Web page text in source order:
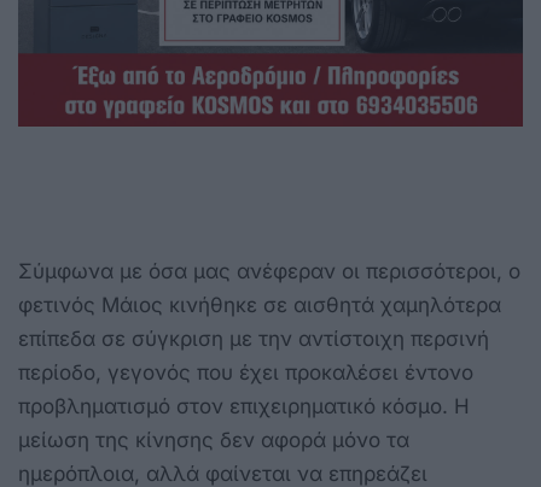
Σύμφωνα με όσα μας ανέφεραν οι περισσότεροι, ο
φετινός Μάιος κινήθηκε σε αισθητά χαμηλότερα
επίπεδα σε σύγκριση με την αντίστοιχη περσινή
περίοδο, γεγονός που έχει προκαλέσει έντονο
προβληματισμό στον επιχειρηματικό κόσμο. Η
μείωση της κίνησης δεν αφορά μόνο τα
ημερόπλοια, αλλά φαίνεται να επηρεάζει